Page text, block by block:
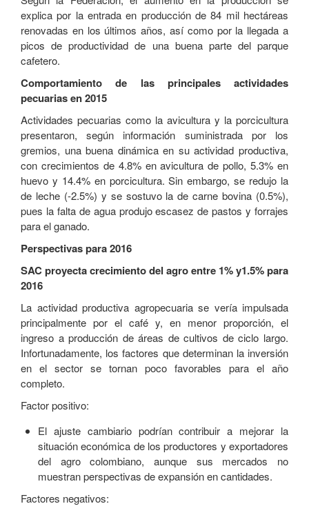
explica por la entrada en producción de 84 mil hectáreas
renovadas en los últimos años, así como por la llegada a
picos de productividad de una buena parte del parque
cafetero.
Comportamiento de las principales actividades
pecuarias en 2015
Actividades pecuarias como la avicultura y la porcicultura
presentaron, según información suministrada por los
gremios, una buena dinámica en su actividad productiva,
con crecimientos de 4.8% en avicultura de pollo, 5.3% en
huevo y 14.4% en porcicultura. Sin embargo, se redujo la
de leche (-2.5%) y se sostuvo la de carne bovina (0.5%),
pues la falta de agua produjo escasez de pastos y forrajes
para el ganado.
Perspectivas para 2016
SAC proyecta crecimiento del agro entre 1% y1.5% para
2016
La actividad productiva agropecuaria se vería impulsada
principalmente por el café y, en menor proporción, el
ingreso a producción de áreas de cultivos de ciclo largo.
Infortunadamente, los factores que determinan la inversión
en el sector se tornan poco favorables para el año
completo.
Factor positivo:
El ajuste cambiario podrían contribuir a mejorar la
situación económica de los productores y exportadores
del agro colombiano, aunque sus mercados no
muestran perspectivas de expansión en cantidades.
Factores negativos: